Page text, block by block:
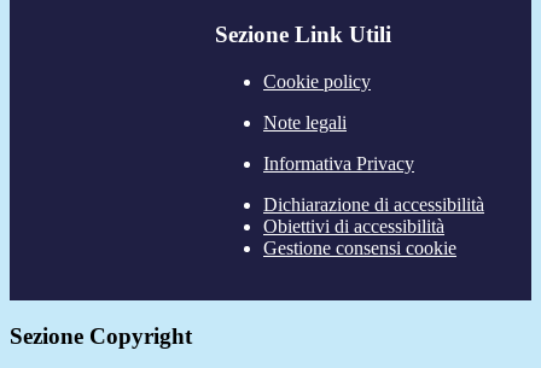
Sezione Link Utili
Cookie policy
Note legali
Informativa Privacy
Dichiarazione di accessibilità
Obiettivi di accessibilità
Gestione consensi cookie
Sezione Copyright